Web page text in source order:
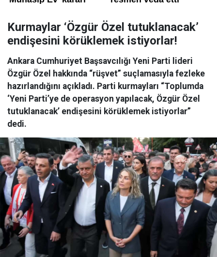
Kurmaylar ‘Özgür Özel tutuklanacak’
endişesini körüklemek istiyorlar!
Ankara Cumhuriyet Başsavcılığı Yeni Parti lideri
Özgür Özel hakkında “rüşvet” suçlamasıyla fezleke
hazırlandığını açıkladı. Parti kurmayları “Toplumda
‘Yeni Parti’ye de operasyon yapılacak, Özgür Özel
tutuklanacak’ endişesini körüklemek istiyorlar”
dedi.